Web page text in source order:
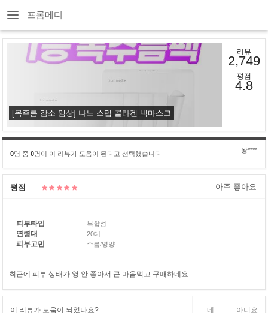
프롬메디
[목주름 감소 임상] 나노 스텝 콜라겐 넥마스크
리뷰
2,749
평점
4.8
0명 중 0명이 이 리뷰가 도움이 된다고 선택했습니다 왕****
평점 아주 좋아요
피부타입 복합성
연령대 20대
피부고민 주름/영양
최근에 피부 상태가 영 안 좋아서 큰 마음먹고 구매하네요
이 리뷰가 도움이 되었나요? 네 아니요